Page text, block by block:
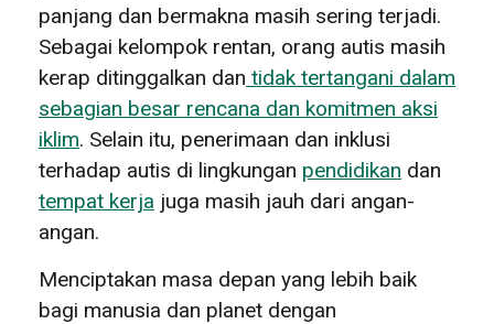
panjang dan bermakna masih sering terjadi.
Sebagai kelompok rentan, orang autis masih
kerap ditinggalkan dan tidak tertangani dalam
sebagian besar rencana dan komitmen aksi
iklim. Selain itu, penerimaan dan inklusi
terhadap autis di lingkungan pendidikan dan
tempat kerja juga masih jauh dari angan-
angan.
Menciptakan masa depan yang lebih baik
bagi manusia dan planet dengan